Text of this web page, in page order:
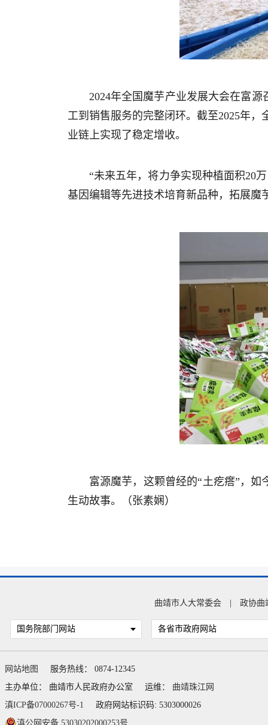
2024年全国魔芋产业发展大会在富
工到销售服务的完整闭环。截至2025年
业链上实现了稳定增收。
“未来五年，将力争实现种植面积20
基因编辑等先进技术培育新品种，拓展魔
富源魔芋，这颗曾经的“土疙瘩”，
生动故事。（张素娴）
曲靖市人大常委会 政协曲
国务院部门网站 各省市政府网站
网站地图
服务热线： 0874-12345
主办单位： 曲靖市人民政府办公室
运维： 曲靖珠江网
滇ICP备07000267号-1
政府网站标识码: 5303000026
滇公网安备 53030202000253号